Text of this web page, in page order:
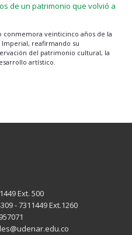
de un patrimonio que volvió a
conmemora veinticinco años de la
reafirmando su
del patrimonio cultural, la
artístico.
Ext. 500
- 7311449 Ext.1260